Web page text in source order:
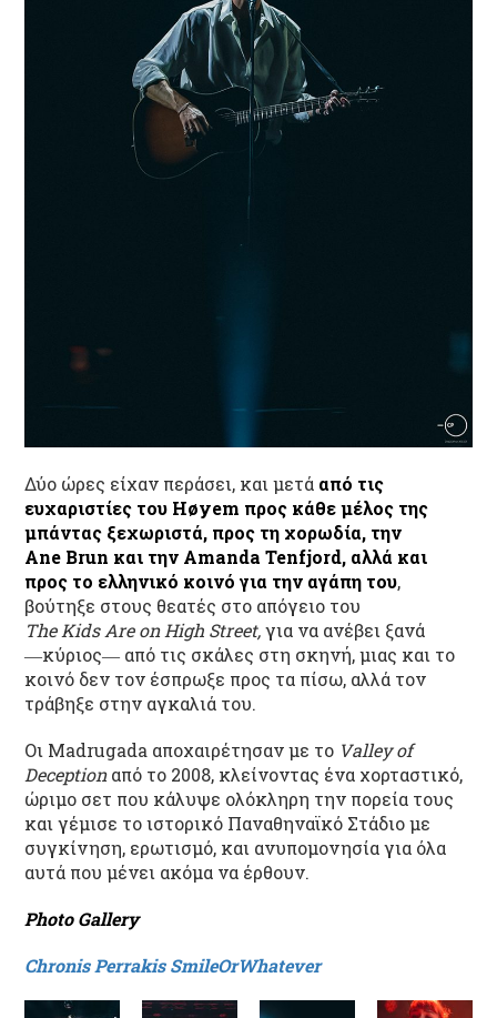
Δύο ώρες είχαν περάσει, και μετά από τις
ευχαριστίες του Høyem προς κάθε μέλος της
μπάντας ξεχωριστά, προς τη χορωδία, την
Ane Brun και την Amanda Tenfjord, αλλά και
προς το ελληνικό κοινό για την αγάπη του,
βούτηξε στους θεατές στο απόγειο του
The Kids Are on High Street,για να ανέβει ξανά
―κύριος― από τις σκάλες στη σκηνή, μιας και το
κοινό δεν τον έσπρωξε προς τα πίσω, αλλά τον
τράβηξε στην αγκαλιά του.
Οι Madrugada αποχαιρέτησαν με το Valley of
Deception από το 2008, κλείνοντας ένα χορταστικό,
ώριμο σετ που κάλυψε ολόκληρη την πορεία τους
και γέμισε το ιστορικό Παναθηναϊκό Στάδιο με
συγκίνηση, ερωτισμό, και ανυπομονησία για όλα
αυτά που μένει ακόμα να έρθουν.
Photo Gallery
Chronis Perrakis SmileOrWhatever